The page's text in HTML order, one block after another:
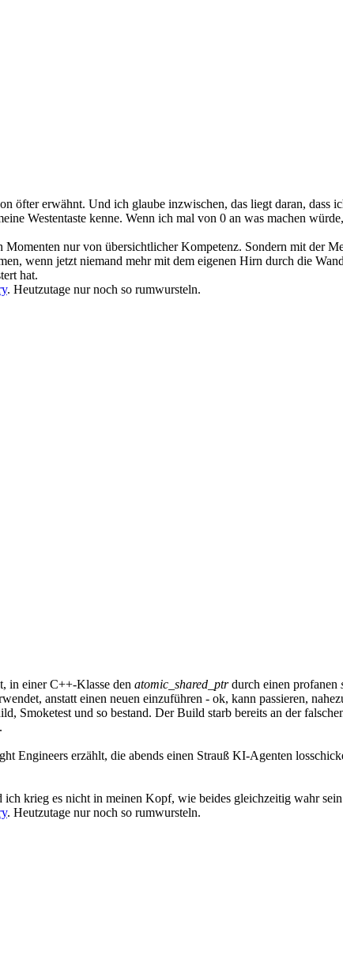
öfter erwähnt. Und ich glaube inzwischen, das liegt daran,
Westentaste kenne. Wenn ich mal von 0 an was machen
nur von übersichtlicher Kompetenz. Sondern mit der
wenn jetzt niemand mehr mit dem eigenen Hirn durch die
hat.
. Heutzutage nur noch so rumwursteln.
in einer C++-Klasse den atomic_shared_ptrdurch einen profanen
anstatt einen neuen einzuführen - ok, kann passieren,
Smoketest und so bestand. Der Build starb bereits an der
Engineers erzählt, die abends einen Strauß KI-Agenten
krieg es nicht in meinen Kopf, wie beides gleichzeitig wahr
. Heutzutage nur noch so rumwursteln.